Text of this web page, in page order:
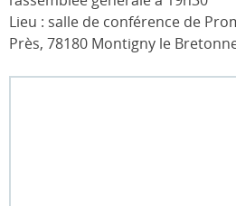
Lieu : salle de conférence de
Près, 78180 Montigny le